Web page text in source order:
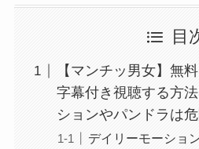
目
【マンチッ男女】無
字幕付き視聴する方
ションやパンドラは
デイリーモーショ